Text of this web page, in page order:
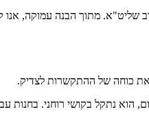
מתוך הבנה עמוקה, אנו
כוחה של ההתקשרות לצדיק.
הוא נתקל בקושי רוחני.